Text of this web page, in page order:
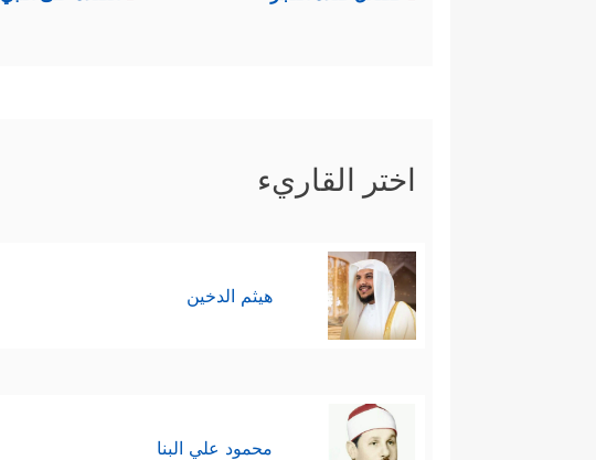
اختر القاريء
هيثم الدخين
محمود علي البنا